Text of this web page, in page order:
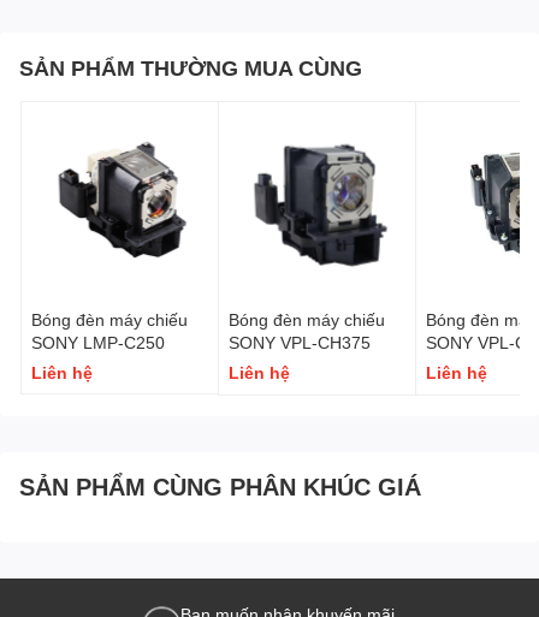
SẢN PHẨM THƯỜNG MUA CÙNG
Bóng đèn máy chiếu
SONY LMP-C250
Liên hệ
Bóng đèn máy chiếu
SONY VPL-CH375
Liên hệ
Bóng đèn
SONY VPL-
Liên hệ
SẢN PHẨM CÙNG PHÂN KHÚC GIÁ